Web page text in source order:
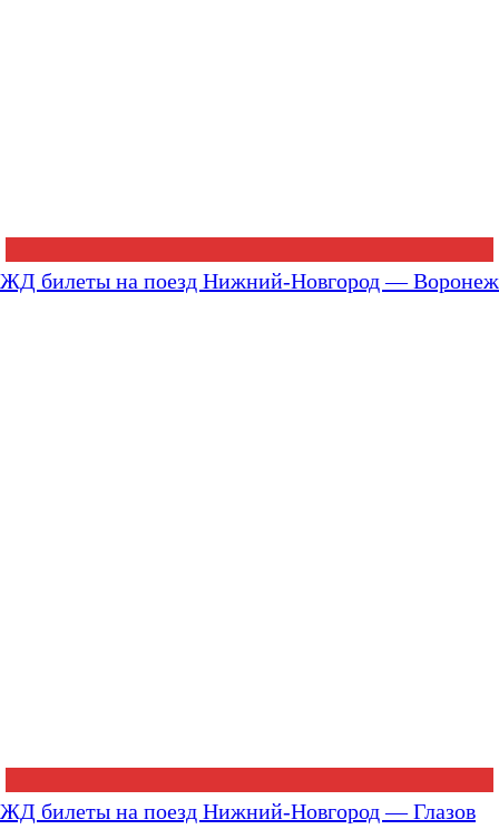
ЖД билеты на поезд Нижний-Новгород — Воронеж
ЖД билеты на поезд Нижний-Новгород — Глазов